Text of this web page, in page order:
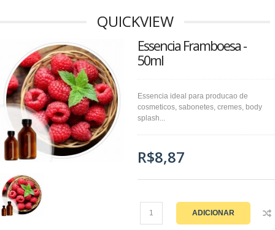
QUICKVIEW
Essencia Framboesa -
50ml
Essencia ideal para producao de
cosmeticos, sabonetes, cremes, body
splash...
R$8,87
ADICIONAR